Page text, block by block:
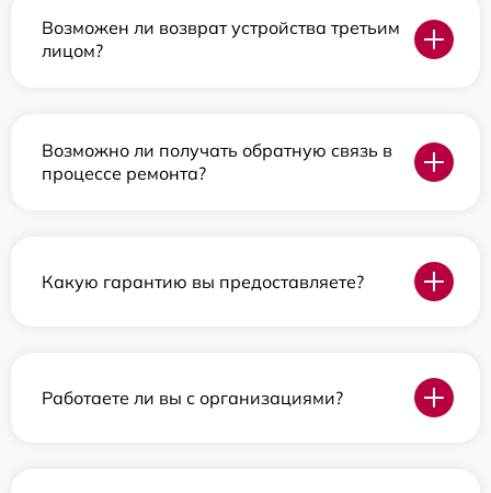
Возможен ли возврат устройства третьим
лицом?
Возможно ли получать обратную связь в
процессе ремонта?
Какую гарантию вы предоставляете?
Работаете ли вы с организациями?